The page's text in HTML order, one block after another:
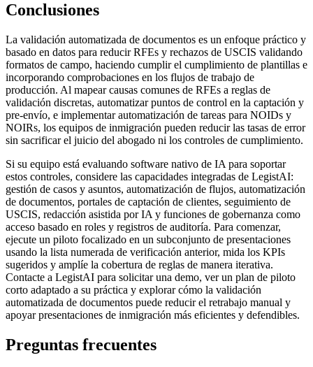
Conclusiones
La validación automatizada de documentos es un enfoque práctico y
basado en datos para reducir RFEs y rechazos de USCIS validando
formatos de campo, haciendo cumplir el cumplimiento de plantillas e
incorporando comprobaciones en los flujos de trabajo de
producción. Al mapear causas comunes de RFEs a reglas de
validación discretas, automatizar puntos de control en la captación y
pre-envío, e implementar automatización de tareas para NOIDs y
NOIRs, los equipos de inmigración pueden reducir las tasas de error
sin sacrificar el juicio del abogado ni los controles de cumplimiento.
Si su equipo está evaluando software nativo de IA para soportar
estos controles, considere las capacidades integradas de LegistAI:
gestión de casos y asuntos, automatización de flujos, automatización
de documentos, portales de captación de clientes, seguimiento de
USCIS, redacción asistida por IA y funciones de gobernanza como
acceso basado en roles y registros de auditoría. Para comenzar,
ejecute un piloto focalizado en un subconjunto de presentaciones
usando la lista numerada de verificación anterior, mida los KPIs
sugeridos y amplíe la cobertura de reglas de manera iterativa.
Contacte a LegistAI para solicitar una demo, ver un plan de piloto
corto adaptado a su práctica y explorar cómo la validación
automatizada de documentos puede reducir el retrabajo manual y
apoyar presentaciones de inmigración más eficientes y defendibles.
Preguntas frecuentes